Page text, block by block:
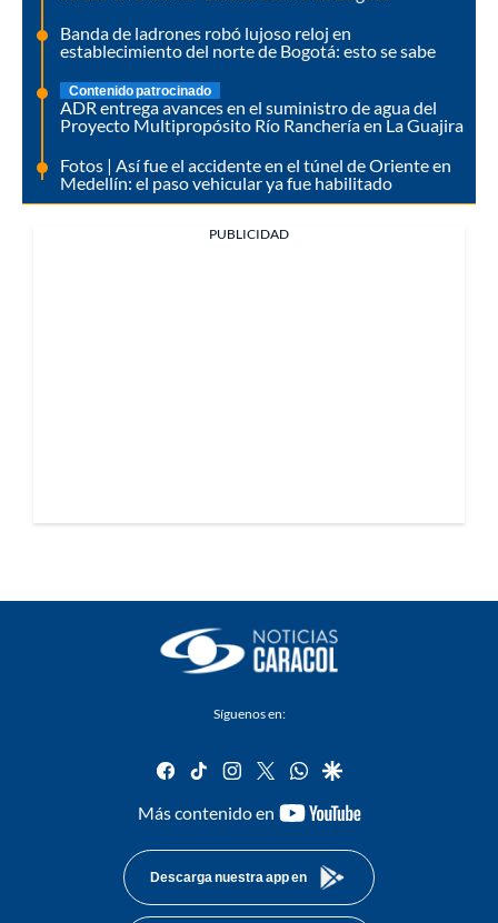
Banda de ladrones robó lujoso reloj en
establecimiento del norte de Bogotá: esto se sabe
Contenido patrocinado
ADR entrega avances en el suministro de agua del
Proyecto Multipropósito Río Ranchería en La Guajira
Fotos | Así fue el accidente en el túnel de Oriente en
Medellín: el paso vehicular ya fue habilitado
PUBLICIDAD
Síguenos en:
facebook
tiktok instagram
twitterwhatsapp
google
Más contenido en
youtube-
Descarga nuestra app en